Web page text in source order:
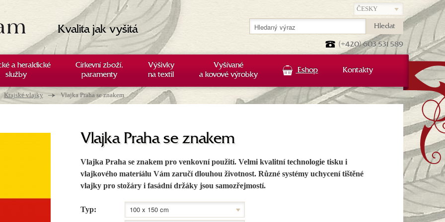
Kvalita jak vyšitá
Krajské vlajky → Vlajka Praha se znakem
Vlajka Praha se znakem
Vlajka Praha se znakem pro venkovní použití. Velmi kvalitní technologie tisku i
vlajkového materíálu Vám zaručí dlouhou životnost. Různé systémy uchycení tištěné
vlajky pro stožáry i fasádní držáky jsou samozřejmostí.
Typ:
a heraldické
služby
Církevní zboží,
paramenty
Výšivky
na textil
Vyšívané
a kovové výrobky
Eshop Kontakty
(+420) 603 531 589
Hledat